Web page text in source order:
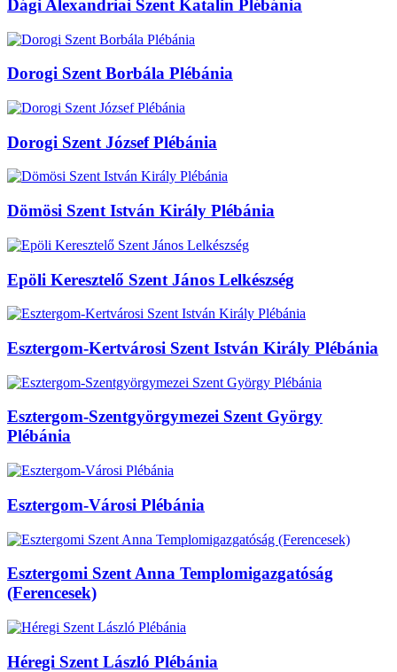
Dági Alexandriai Szent Katalin Plébánia
Dorogi Szent Borbála Plébánia
Dorogi Szent József Plébánia
Dömösi Szent István Király Plébánia
Epöli Keresztelő Szent János Lelkészség
Esztergom-Kertvárosi Szent István Király Plébánia
Esztergom-Szentgyörgymezei Szent György
Plébánia
Esztergom-Városi Plébánia
Esztergomi Szent Anna Templomigazgatóság
(Ferencesek)
Héregi Szent László Plébánia